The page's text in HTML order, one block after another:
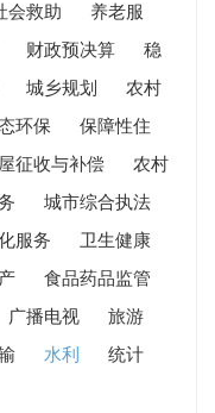
会救助
养老服
财政预决算
稳
城乡规划
农村
环保
保障性住
征收与补偿
农村
城市综合执法
服务
卫生健康
食品药品监管
广播电视
旅游
水利
统计